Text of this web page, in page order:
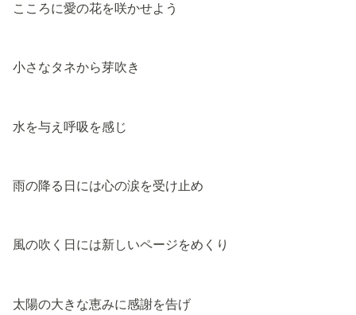
こころに愛の花を咲かせよう
小さなタネから芽吹き
水を与え呼吸を感じ
雨の降る日には心の涙を受け止め
風の吹く日には新しいページをめくり
太陽の大きな恵みに感謝を告げ